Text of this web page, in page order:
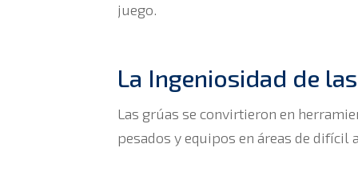
juego.
La Ingeniosidad de
Las grúas se convirtieron en
pesados y equipos en áreas de difícil